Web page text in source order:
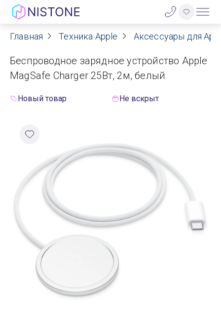
Акции
О нас
Контакты
Гарантия
Оплата
Доставка
Самовывоз
Trade-In
Главная Техника Apple Аксессуары для
Беспроводное зарядное устройство Apple
MagSafe Charger 25Вт, 2м, белый
Новый товар Не вскрыт